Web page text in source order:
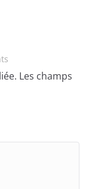
Les champs